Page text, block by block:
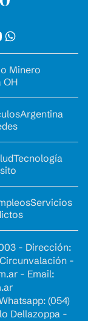
Minero
OH
Argentina
Tecnología
Servicios
- Dirección:
-
- Email:
(054)
Dellazoppa -